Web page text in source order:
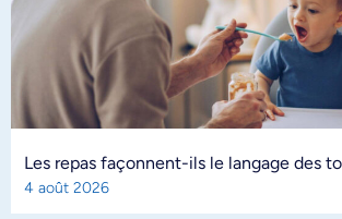
Les repas façonnent-ils le langage des
4 août 2026